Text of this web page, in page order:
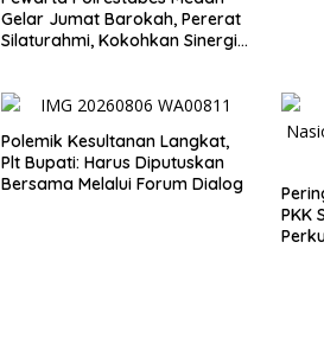
Gelar Jumat Barokah, Pererat
Silaturahmi, Kokohkan Sinergi
Polemik Kesultanan Langkat,
Plt Bupati: Harus Diputuskan
Bersama Melalui Forum Dialog
PKK